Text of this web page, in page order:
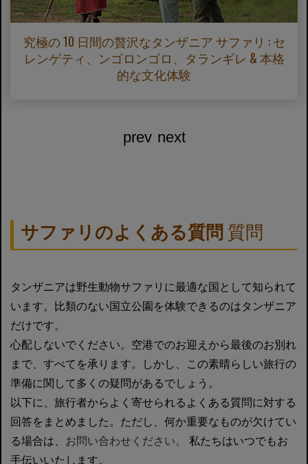
究極の 10 日間の贅沢なタンザニア サファリ : セ
レンゲティ、ンゴロンゴロ、タランギレ & 本格
的な文化体験
prev next
サファリのよくある質問質問
タンザニアは野生動物サファリに最適な国として知られて
います。比類のない国立公園を体験できるのはタンザニア
だけです。
心配しないでください。空港でのお迎えから最後のお別れ
まで、すべてを承ります。しかし、この素晴らしい旅行の
準備に関して多くの疑問があるでしょう。
以下に、旅行者からよく寄せられるよくある質問に対する
回答をまとめました。ただし、何か重要なものが欠けてい
る場合は、
お問い合わせください。
私たちはいつでもお
手伝いいたします。